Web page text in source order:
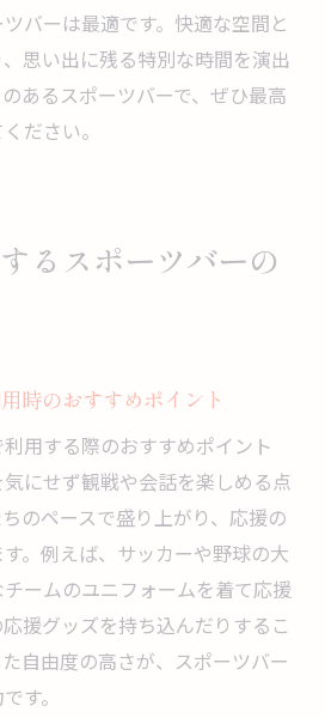
バーは最適です。快適な空間と
思い出に残る特別な時間を演出
あるスポーツバーで、ぜひ最高
ださい。
るスポーツバーの
時のおすすめポイント
用する際のおすすめポイント
にせず観戦や会話を楽しめる点
のペースで盛り上がり、応援の
。例えば、サッカーや野球の大
ームのユニフォームを着て応援
援グッズを持ち込んだりするこ
自由度の高さが、スポーツバー
す。